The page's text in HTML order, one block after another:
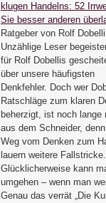
klugen Handelns: 52
Sie besser anderen
Ratgeber von Rolf
Unzählige Leser
für Rolf Dobellis
über unsere häufigsten
Denkfehler. Doch wer
Ratschläge zum klaren
beherzigt, ist noch lange
aus dem Schneider,
Weg vom Denken zum
lauern weitere Fallstricke.
Glücklicherweise kann
umgehen – wenn man
Genau das verrät „Die